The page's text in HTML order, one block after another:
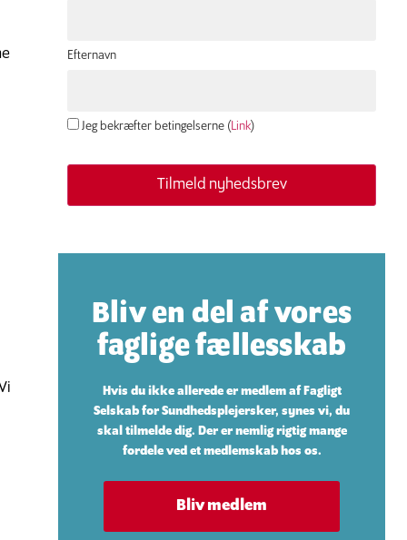
Efternavn
Jeg bekræfter betingelserne (Link)
Bliv en del af vores
faglige fællesskab
Hvis du ikke allerede er medlem af Fagligt
Selskab for Sundhedsplejersker, synes vi, du
skal tilmelde dig. Der er nemlig rigtig mange
fordele ved et medlemskab hos os.
Bliv medlem